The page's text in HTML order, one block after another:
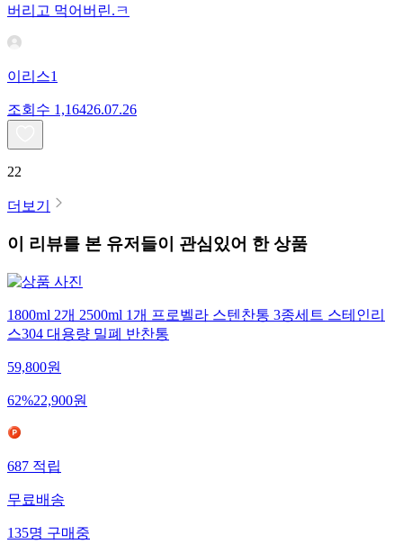
버리고 먹어버린.ㅋ
이리스1
조회수 1,16426.07.26
22
더보기
이 리뷰를 본 유저들이 관심있어 한 상품
1800ml 2개 2500ml 1개 프로벨라 스텐찬통 3종세트 스테인리
스304 대용량 밀폐 반찬통
59,800원
62%22,900원
687 적립
무료배송
135명 구매중